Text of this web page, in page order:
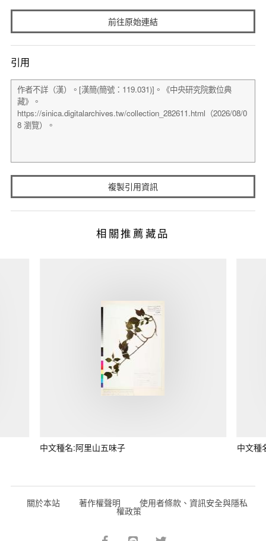
前往原始連結
引用
複製引用資訊
相關推薦藏品
中文種名:阿里山五味子 中文種
關於本站 著作權聲明 使用者條款、資訊安全與隱私
權政策